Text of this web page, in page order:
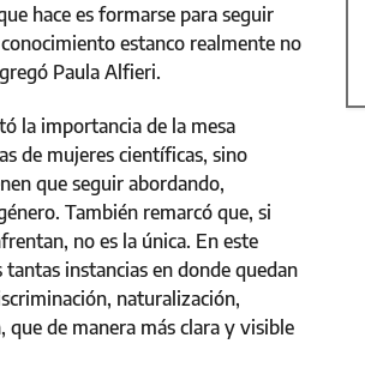
hace es formarse para seguir
estanco realmente no
Paula Alfieri.
la importancia de la mesa
de mujeres científicas, sino
que seguir abordando,
También remarcó que, si
no es la única. En este
instancias en donde quedan
naturalización,
que de manera más clara y visible